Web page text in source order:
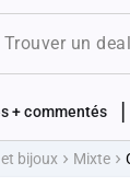
+ commentés
bijoux Mixte